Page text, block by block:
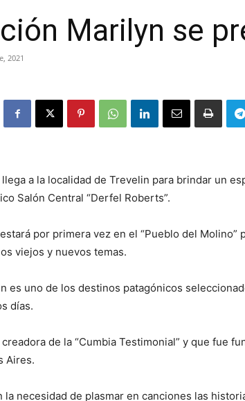
Marilyn se
2021
llega a la localidad de Trevelin para brindar un
Salón Central “Derfel Roberts”.
por primera vez en el “Pueblo del Molino”
viejos y nuevos temas.
es uno de los destinos patagónicos
días.
de la “Cumbia Testimonial” y que fue
Aires.
la necesidad de plasmar en canciones las